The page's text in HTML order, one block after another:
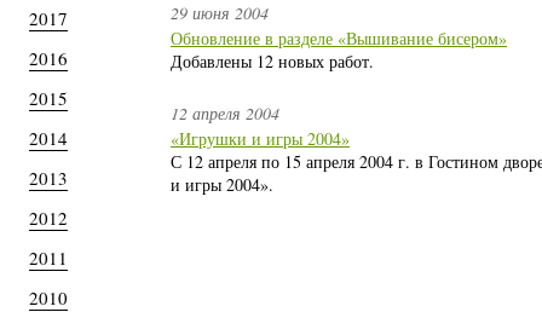
2017
2016
2015
2014
2013
2012
2011
2010
29 июня 2004
Обновление в разделе «Вышивание бисером»
Добавлены 12 новых работ.
12 апреля 2004
«Игрушки и игры 2004»
С 12 апреля по 15 апреля 2004 г. в Гостином
и игры 2004».